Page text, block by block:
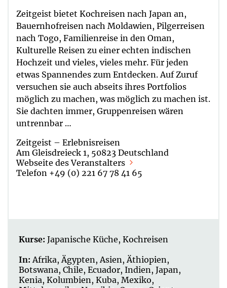
Zeitgeist bietet Kochreisen nach Japan an,
Bauernhofreisen nach Moldawien, Pilgerreisen
nach Togo, Familienreise in den Oman,
Kulturelle Reisen zu einer echten indischen
Hochzeit und vieles, vieles mehr. Für jeden
etwas Spannendes zum Entdecken. Auf Zuruf
versuchen sie auch abseits ihres Portfolios
möglich zu machen, was möglich zu machen ist.
Sie dachten immer, Gruppenreisen wären
untrennbar …
Zeitgeist – Erlebnisreisen
Am Gleisdreieck 1, 50823 Deutschland
Webseite des Veranstalters
Telefon +49 (0) 221 67 78 41 65
Kurse: Japanische Küche, Kochreisen
In: Afrika, Ägypten, Asien, Äthiopien,
Botswana, Chile, Ecuador, Indien, Japan,
Kenia, Kolumbien, Kuba, Mexiko,